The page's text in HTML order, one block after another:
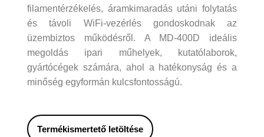
filamentérzékelés, áramkimaradás utáni folytatás
és távoli WiFi-vezérlés gondoskodnak az
üzembiztos működésről. A MD‑400D ideális
megoldás ipari műhelyek, kutatólaborok,
gyártócégek számára, ahol a hatékonyság és a
minőség egyformán kulcsfontosságú.
Termékismertető letöltése